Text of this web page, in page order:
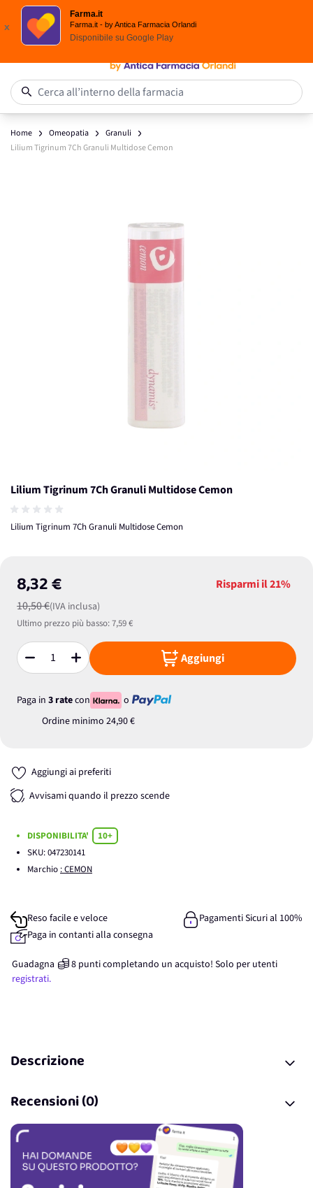
x
Farma.it
Farma.it - by Antica Farmacia Orlandi
Disponibile su Google Play
Salta al contenuto
Cerca all’interno della farmacia
Home Omeopatia
Granuli
Lilium Tigrinum 7Ch Granuli Multidose Cemon
Lilium Tigrinum 7Ch Granuli Multidose Cemon
Lilium Tigrinum 7Ch Granuli Multidose Cemon
8,32 €
10,50 €(IVA inclusa)
Risparmi il21%
Ultimo prezzo più basso:7,59 €
Quantità Aggiungi
Paga in 3 ratecon
o
Ordine minimo 24,90 €
Aggiungi ai preferiti
Avvisami quando il prezzo scende
DISPONIBILITA'
10+
SKU:047230141
Marchio : CEMON
Reso facile e veloce
Pagamenti Sicuri al 100%
Paga in contanti alla consegna
Guadagna 8 punticompletando un acquisto! Solo per utenti
registrati.
Descrizione
Recensioni (0)